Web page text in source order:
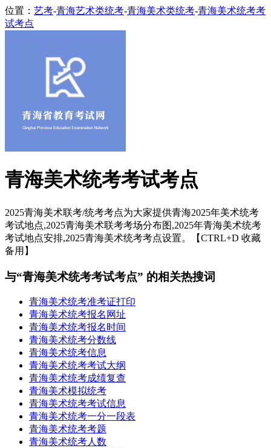
位置： 艺考-青海艺术类统考-青海美术类统考-青海美术统考考
试考点
青海美术统考考试考点
2025青海美术联考/统考考点为大家提供青海2025年美术统考
考试地点,2025青海美术联考考场分布图,2025年青海美术统考
考试地点安排,2025青海美术统考考点设置。【CTRL+D 收藏
备用】
与“青海美术统考考试考点” 的相关热搜词
青海美术统考准考证打印
青海美术统考报名网址
青海美术统考报名时间
青海美术统考分数线
青海美术统考信息
青海美术统考考试大纲
青海美术统考成绩复查
青海美术模拟统考
青海美术统考考试信息
青海美术统考一分一段表
青海美术统考考题
青海美术统考人数